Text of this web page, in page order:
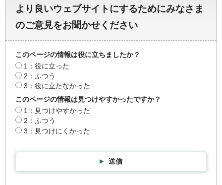
より良いウェブサイトにするためにみなさま
のご意見をお聞かせください
このページの情報は役に立ちましたか？
1：役に立った
2：ふつう
3：役に立たなかった
このページの情報は見つけやすかったですか？
1：見つけやすかった
2：ふつう
3：見つけにくかった
送信